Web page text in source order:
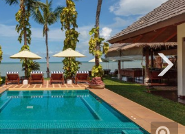
Next